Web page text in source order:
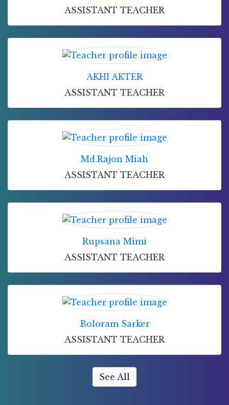
ASSISTANT TEACHER
AKHI AKTER
ASSISTANT TEACHER
Md.Rajon Miah
ASSISTANT TEACHER
Rupsana Mimi
ASSISTANT TEACHER
Boloram Sarker
ASSISTANT TEACHER
See All